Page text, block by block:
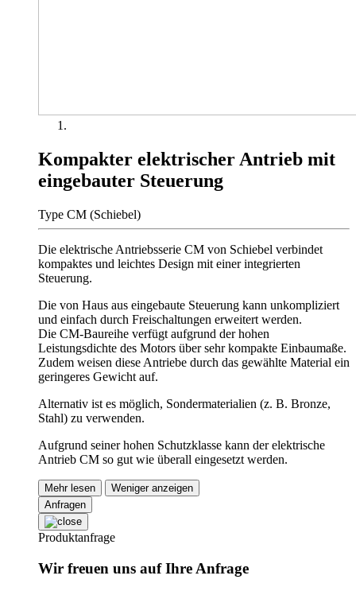
Kompakter elektrischer Antrieb mit
eingebauter Steuerung
Type CM (Schiebel)
Die elektrische Antriebsserie CM von Schiebel verbindet
kompaktes und leichtes Design mit einer integrierten
Steuerung.
Die von Haus aus eingebaute Steuerung kann unkompliziert
und einfach durch Freischaltungen erweitert werden.
Die CM-Baureihe verfügt aufgrund der hohen
Leistungsdichte des Motors über sehr kompakte Einbaumaße.
Zudem weisen diese Antriebe durch das gewählte Material ein
geringeres Gewicht auf.
Alternativ ist es möglich, Sondermaterialien (z. B. Bronze,
Stahl) zu verwenden.
Aufgrund seiner hohen Schutzklasse kann der elektrische
Antrieb CM so gut wie überall eingesetzt werden.
Mehr lesen
Weniger anzeigen
Anfragen
Produktanfrage
Wir freuen uns auf Ihre Anfrage